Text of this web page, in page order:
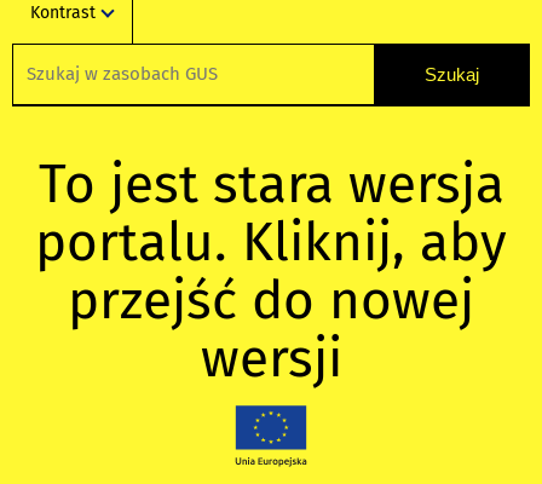
Kontrast
To jest stara wersja
portalu. Kliknij, aby
przejść do nowej
wersji